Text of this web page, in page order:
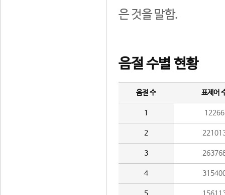
은 것을 말함.
음절 수별 현황
음절 수 표제어
1 12266
2
3
4